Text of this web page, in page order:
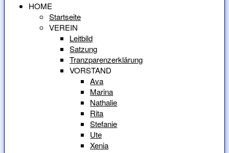
HOME
Startseite
VEREIN
Leitbild
Satzung
Tranzparenzerklärung
VORSTAND
Ava
Marina
Nathalie
Rita
Stefanie
Ute
Xenia